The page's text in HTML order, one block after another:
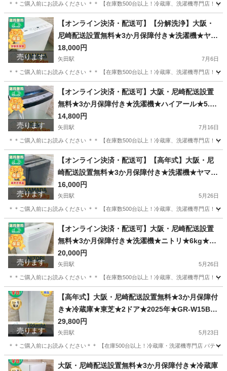
＊＊ご購入前にお読みください ＊＊ 【在庫数500台以上！冷蔵庫、洗濯機専門店！
大阪 大阪市 矢田駅 生活家電 無料
売ります
【オンライン決済・配送可】【分解洗浄】大阪・
尼崎配送設置無料★3か月保障付き★洗濯機★ヤマ
ダ★6kg★2022年★YWM-T60H1★IS-1386
18,000円
矢田駅 7月6日
＊＊ご購入前にお読みください ＊＊ 【在庫数500台以上！冷蔵庫、洗濯機専門店！
大阪 大阪市 矢田駅 生活家電 無料
売ります
【オンライン決済・配送可】大阪・尼崎配送設置
無料★3か月保障付き★洗濯機★ハイアール★5.5k
g★2022年★JW-XP2C55F★IS1760
14,800円
矢田駅 7月16日
＊＊ご購入前にお読みください ＊＊ 【在庫数500台以上！冷蔵庫、洗濯機専門店！
大阪 大阪市 矢田駅 生活家電 無料
売ります
【オンライン決済・配送可】【高年式】大阪・尼
崎配送設置無料★3か月保障付き★洗濯機★ヤマダ
★5.5kg★2024年★YWM-T55LK★OS-120
16,000円
矢田駅 5月26日
＊＊ご購入前にお読みください ＊＊ 【在庫数500台以上！冷蔵庫、洗濯機専門店！
大阪 大阪市 矢田駅 生活家電 無料
売ります
【オンライン決済・配送可】大阪・尼崎配送設置
無料★3か月保障付き★洗濯機★ニトリ★6kg★20
22年★NTR60★OS-149
20,000円
矢田駅 5月26日
＊＊ご購入前にお読みください ＊＊ 【在庫数500台以上！冷蔵庫、洗濯機専門店！
大阪 大阪市 矢田駅 生活家電 NTR
売ります
【高年式】大阪・尼崎配送設置無料★3か月保障付
き★冷蔵庫★東芝★2ドア★2025年★GR-W15BS
(W)★IR1568
29,800円
矢田駅 5月23日
＊＊ご購入前にお読みください＊＊ 【在庫500台以上！冷蔵庫・洗濯機専門店 パテ
大阪 大阪市 矢田駅 キッチン家電 無料
大阪・尼崎配送設置無料★3か月保障付き★冷蔵庫